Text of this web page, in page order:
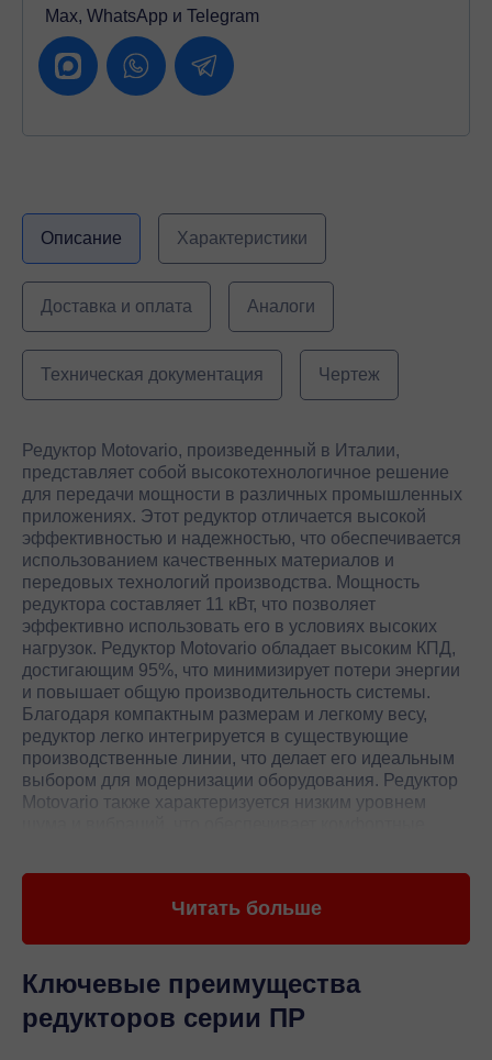
Max, WhatsApp и Telegram
Описание Характеристики
Доставка и оплата Аналоги
Техническая документация Чертеж
Редуктор Motovario, произведенный в Италии,
представляет собой высокотехнологичное решение
для передачи мощности в различных промышленных
приложениях. Этот редуктор отличается высокой
эффективностью и надежностью, что обеспечивается
использованием качественных материалов и
передовых технологий производства. Мощность
редуктора составляет 11 кВт, что позволяет
эффективно использовать его в условиях высоких
нагрузок. Редуктор Motovario обладает высоким КПД,
достигающим 95%, что минимизирует потери энергии
и повышает общую производительность системы.
Благодаря компактным размерам и легкому весу,
редуктор легко интегрируется в существующие
производственные линии, что делает его идеальным
выбором для модернизации оборудования. Редуктор
Motovario также характеризуется низким уровнем
стабильную работу благодаря использованию
редуктора и снизить затраты на обслуживание.
Редуктор Motovario поддерживает широкий диапазон
скоростей и моментов, что делает его универсальным
Читать больше
Ключевые преимущества
редукторов серии ПР